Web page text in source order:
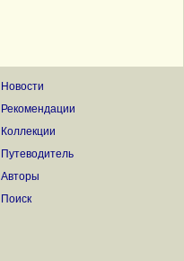
Новости
Рекомендации
Коллекции
Путеводитель
Авторы
Поиск